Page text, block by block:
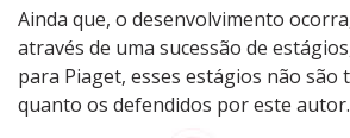
Ainda que, o desenvolvimento
através de uma sucessão de
para Piaget, esses estágios não são
quanto os defendidos por este autor.